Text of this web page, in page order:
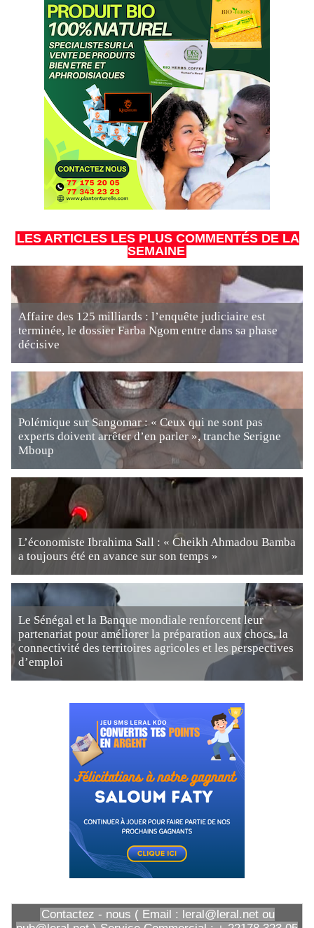
LES ARTICLES LES PLUS COMMENTÉS DE LA
SEMAINE
Affaire des 125 milliards : l’enquête judiciaire est
terminée, le dossier Farba Ngom entre dans sa phase
décisive
Polémique sur Sangomar : « Ceux qui ne sont pas
experts doivent arrêter d’en parler », tranche Serigne
Mboup
L’économiste Ibrahima Sall : « Cheikh Ahmadou Bamba
a toujours été en avance sur son temps »
Le Sénégal et la Banque mondiale renforcent leur
partenariat pour améliorer la préparation aux chocs, la
connectivité des territoires agricoles et les perspectives
d’emploi
Contactez - nous ( Email : leral@leral.net ou